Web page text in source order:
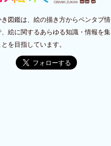
き図鑑は、絵の描き方からペンタブ情
、絵に関するあらゆる知識・情報を集
を目指しています。